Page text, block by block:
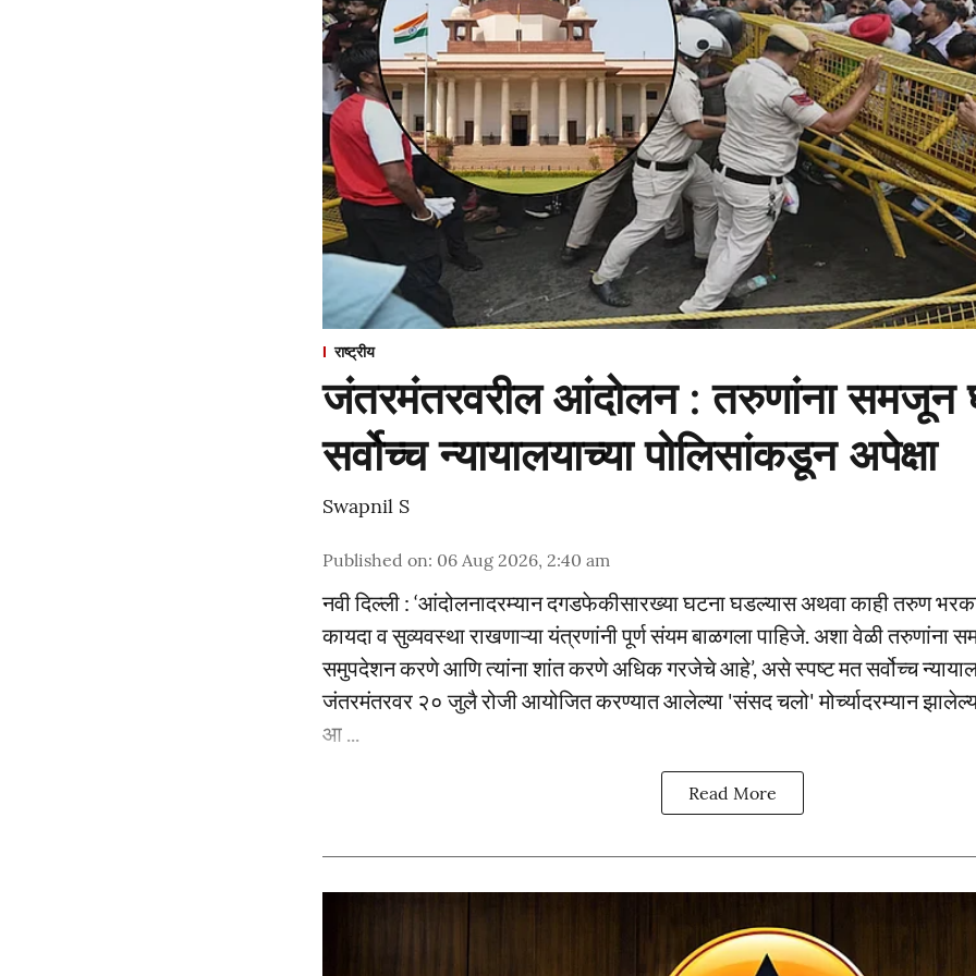
राष्ट्रीय
जंतरमंतरवरील आंदोलन : तरुणांना समजून
सर्वोच्च न्यायालयाच्या पोलिसांकडून अपेक्षा
Swapnil S
Published on: 06 Aug 2026, 2:40 am
नवी दिल्ली : ‘आंदोलनादरम्यान दगडफेकीसारख्या घटना घडल्यास अथवा काही तरुण
कायदा व सुव्यवस्था राखणाऱ्या यंत्रणांनी पूर्ण संयम बाळगला पाहिजे. अशा वेळी तरुणांना
समुपदेशन करणे आणि त्यांना शांत करणे अधिक गरजेचे आहे’, असे स्पष्ट मत सर्वोच्च
जंतरमंतरवर २० जुलै रोजी आयोजित करण्यात आलेल्या 'संसद चलो' मोर्च्यादरम्यान
आ ...
Read More